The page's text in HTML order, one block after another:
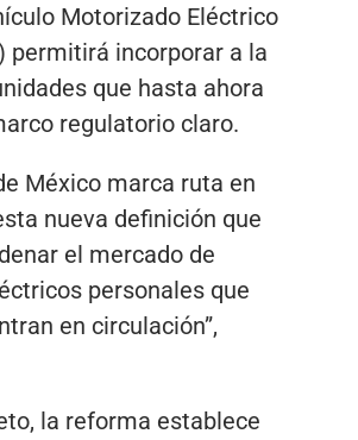
Motorizado Eléctrico
permitirá incorporar a la
que hasta ahora
regulatorio claro.
México marca ruta en
nueva definición que
el mercado de
personales que
en circulación”,
la reforma establece